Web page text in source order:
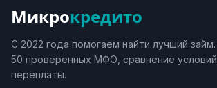
Микрокредито
С 2022 года помогаем найти лучший
50 проверенных МФО, сравнение
переплаты.